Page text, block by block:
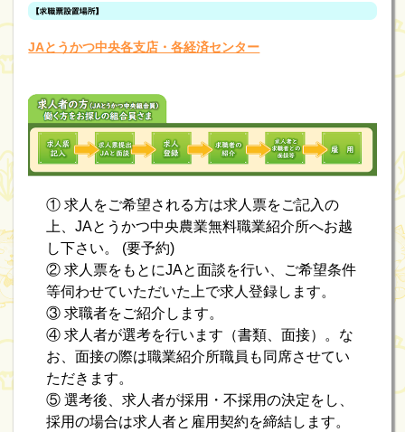
JAとうかつ中央各支店・各経済センター
① 求人をご希望される方は求人票をご記入の
上、JAとうかつ中央農業無料職業紹介所へお越
し下さい。 (要予約)
② 求人票をもとにJAと面談を行い、ご希望条件
等伺わせていただいた上で求人登録します。
③ 求職者をご紹介します。
④ 求人者が選考を行います（書類、面接）。な
お、面接の際は職業紹介所職員も同席させてい
ただきます。
⑤ 選考後、求人者が採用・不採用の決定をし、
採用の場合は求人者と雇用契約を締結します。